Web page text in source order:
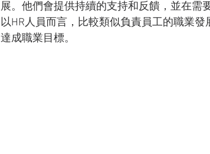
展。他們會提供持續的支持和反饋，並在需
以HR人員而言，比較類似負責員工的職業
達成職業目標。